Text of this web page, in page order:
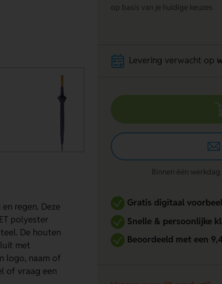
regen. Deze
polyester
De houten
met
logo, naam of
of vraag een
op basis van je huidige keuzes
Levering verwacht op
Binnen één
Gratis digitaal
Snelle & persoonlijke
Beoordeeld met een